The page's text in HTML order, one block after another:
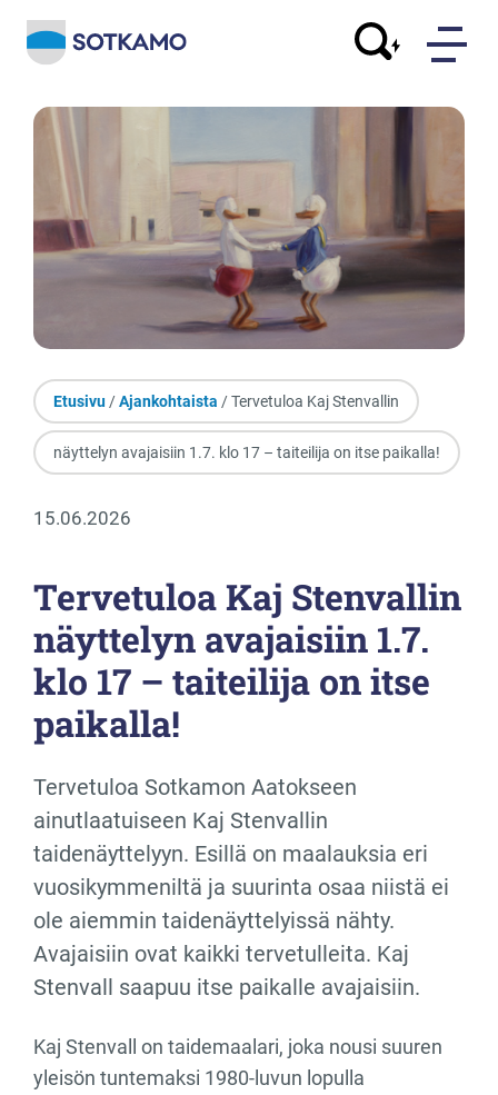
Etusivu /Ajankohtaista / Tervetuloa Kaj Stenvallin
näyttelyn avajaisiin 1.7. klo 17 – taiteilija on itse paikalla!
15.06.2026
Tervetuloa Kaj Stenvallin
näyttelyn avajaisiin 1.7.
klo 17 – taiteilija on itse
paikalla!
Tervetuloa Sotkamon Aatokseen
ainutlaatuiseen Kaj Stenvallin
taidenäyttelyyn. Esillä on maalauksia eri
vuosikymmeniltä ja suurinta osaa niistä ei
ole aiemmin taidenäyttelyissä nähty.
Avajaisiin ovat kaikki tervetulleita. Kaj
Stenvall saapuu itse paikalle avajaisiin.
Kaj Stenvall on taidemaalari, joka nousi suuren
yleisön tuntemaksi 1980-luvun lopulla